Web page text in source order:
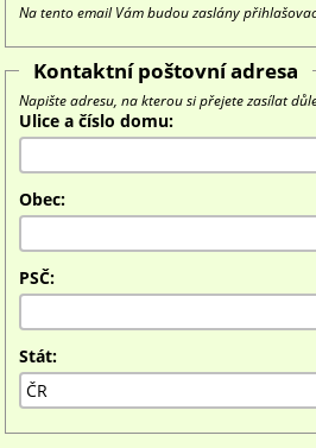
Na tento email Vám budou zaslány
Kontaktní poštovní adresa
Napište adresu, na kterou si přejete zasílat
Ulice a číslo domu:
Obec:
PSČ:
Stát: